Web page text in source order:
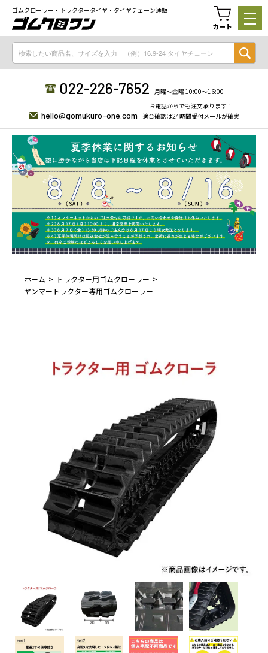
ゴムクローラー・トラクタータイヤ・タイヤチェーン通販
カート
022-226-7652 月曜〜金曜 10:00〜16:00
hello@gomukuro-one.com
お電話からでも注文承ります！
適合確認は24時間受付メールが確実
ホーム
トラクター用ゴムクローラー
ヤンマートラクター専用ゴムクローラー